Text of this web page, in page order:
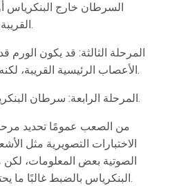
السرطان خارج البنكرياس
القريبة. لم ينتشر إلى مناطق بعيدة.
المرحلة الثالثة: قد يكون الورم
الأعصاب الرئيسية القريبة، لكنه لم ينتشر إلى مناطق بعيدة.
المرحلة الرابعة: سرطان البنكرياس انتشر إلى أعضاء بعيدة.
من الصعب عمومًا تحديد
الاختبارات التصويرية مثل
الصوتية بعض المعلومات،
البنكرياس بالضبط غالبًا ما يحتاج إلى إجراء عملية جراحية.